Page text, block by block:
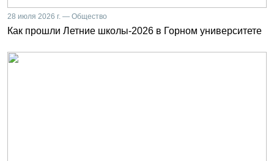
28 июля 2026 г. — Общество
Как прошли Летние школы-2026 в Горном университете